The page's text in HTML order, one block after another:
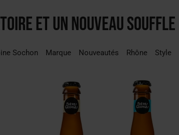
LE MARCHÉ [ÉTUDE]
MARTIN
PIONNIÈRE EN ILLE-ET-VILAINE
et un nouveau souffle
Sochon Marque Nouveautés Rhône
Style